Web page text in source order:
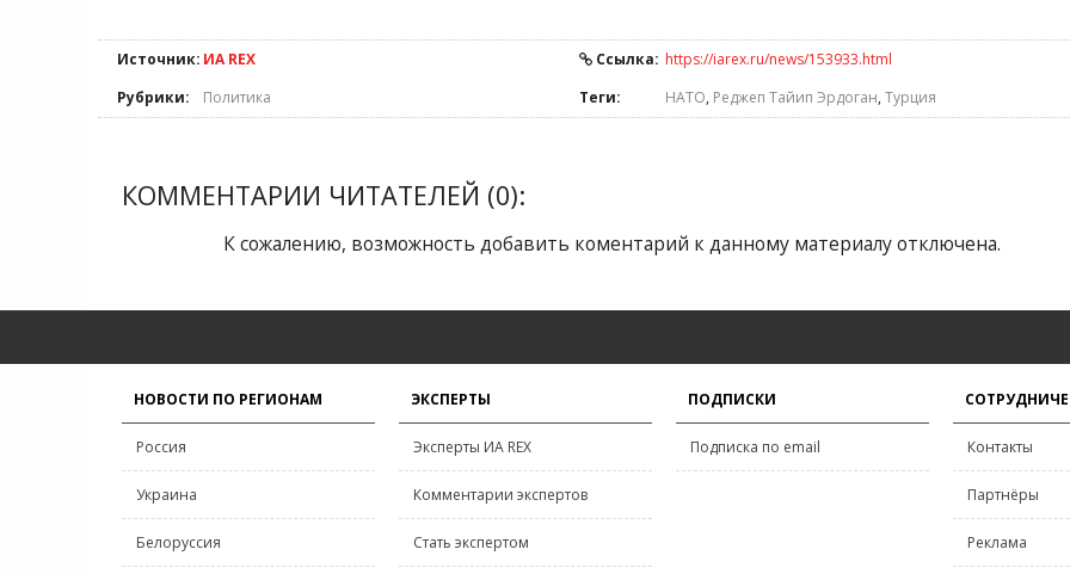
Источник: ИА REX Ссылка: https://iarex.ru/news/153933.html
Рубрики:
Политика Теги: НАТО, Реджеп Тайип Эрдоган, Турция
КОММЕНТАРИИ ЧИТАТЕЛЕЙ (0):
К сожалению, возможность добавить коментарий к данному материалу отключена.
НОВОСТИ ПО РЕГИОНАМ
Россия
Украина
Белоруссия
ЭКСПЕРТЫ
Эксперты ИА REX
Комментарии экспертов
Стать экспертом
ПОДПИСКИ
Подписка по email Контакты
Партнёры
Реклама